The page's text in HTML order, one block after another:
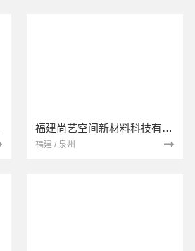
福建尚艺空间新材料科技有限公司
福建 / 泉州